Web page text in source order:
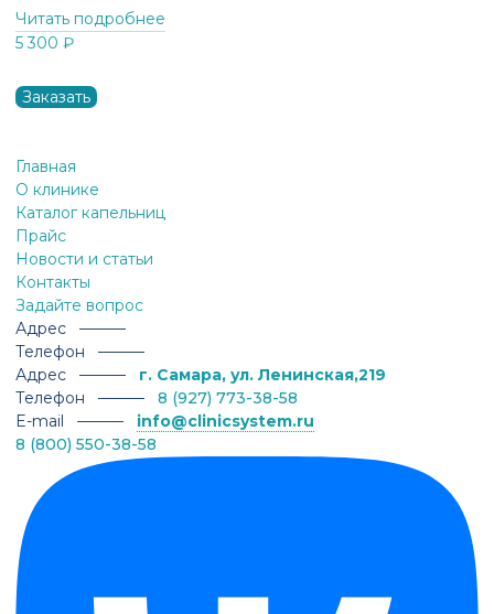
Читать подробнее
5 300 ₽
Заказать
Главная
О клинике
Каталог капельниц
Прайс
Новости и статьи
Контакты
Задайте вопрос
Адрес ———
Телефон ———
Адрес ——— г. Самара, ул. Ленинская,219
Телефон ——— 8 (927) 773-38-58
E-mail ——— info@clinicsystem.ru
8 (800) 550-38-58